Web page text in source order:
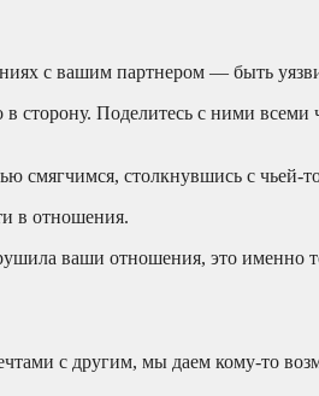
с вашим партнером — быть
сторону. Поделитесь с ними всеми
смягчимся, столкнувшись с чьей-
в отношения.
ваши отношения, это именно
с другим, мы даем кому-то